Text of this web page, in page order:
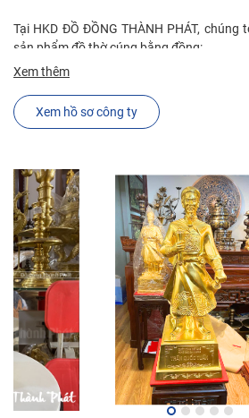
Tại HKD ĐỒ ĐỒNG THÀNH PHÁT,
sản phẩm đồ thờ cúng bằng đồng:
gia tiên, thể hiện lòng thành kính và biết
HKD ĐỒ ĐỒNG THÀNH PHÁT có nhiều
Mở trong cửa sổ mới
Lư hương đồng: Lư hương đồng là nơi
không khí thanh tịnh và ấm cúng cho
ĐỒNG THÀNH PHÁT cung cấp nhiều mẫu
tinh xảo, sang trọng, mang đến sự hài
Bộ đồ thờ cúng bằng đồng: HKD ĐỒ
các bộ đồ thờ cúng bằng đồng đầy đủ,
hương đồng, hạc đồng, chân nến đồng,
đồng,... với thiết kế đồng bộ, tạo nên sự
cho không gian thờ cúng.
Xem thêm
Xem hồ sơ công ty